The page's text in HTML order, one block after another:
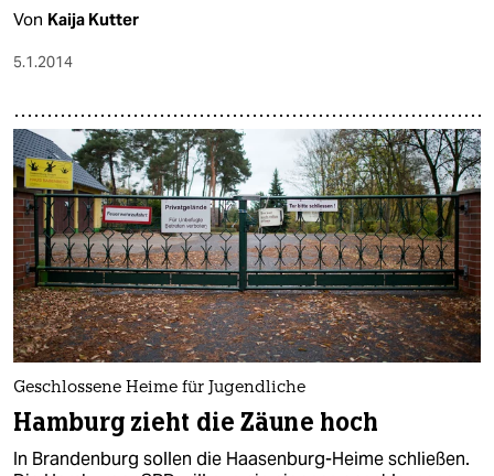
Von Kaija Kutter
5.1.2014
Geschlossene Heime für Jugendliche
Hamburg zieht die Zäune hoch
In Brandenburg sollen die Haasenburg-Heime schließen.